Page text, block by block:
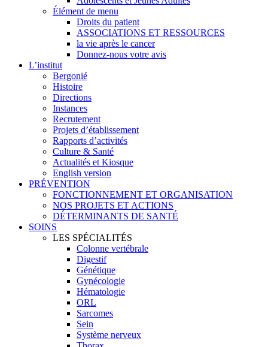
Élément de menu
Droits du patient
ASSOCIATIONS ET RESSOURCES
la vie après le cancer
Donnez-nous votre avis
L’institut
Bergonié
Histoire
Directions
Instances
Recrutement
Projets d’établissement
Rapports d’activités
Culture & Santé
Actualités et Kiosque
English version
PRÉVENTION
FONCTIONNEMENT ET ORGANISATION
NOS PROJETS ET ACTIONS
DÉTERMINANTS DE SANTÉ
SOINS
LES SPÉCIALITÉS
Colonne vertébrale
Digestif
Génétique
Gynécologie
Hématologie
ORL
Sarcomes
Sein
Système nerveux